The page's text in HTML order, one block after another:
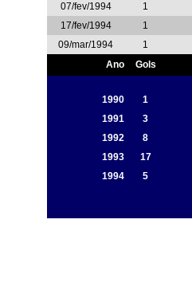
07/fev/1994
1
17/fev/1994
1
09/mar/1994
1
Ano
Gols
1990 1
1991
3
1992
8
1993
17
1994
5